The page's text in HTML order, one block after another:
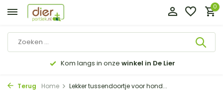
0
Kom langs in onze winkel in De Lier
Terug Home Lekker tussendoortje voor hond...